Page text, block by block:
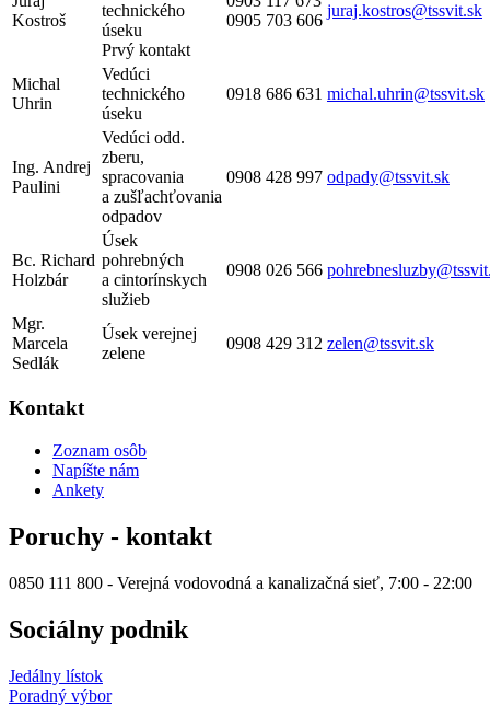
Kostroš
technického
úseku
Prvý kontakt
0905 703 606
juraj.kostros@tssvit.sk
Michal
Uhrin
Vedúci
technického
úseku
0918 686 631 michal.uhrin@tssvit.sk
Ing. Andrej
Paulini
Vedúci odd.
zberu,
spracovania
a zušľachťovania
odpadov
0908 428 997 odpady@tssvit.sk
Bc. Richard
Holzbár
Úsek
pohrebných
a cintorínskych
služieb
0908 026 566
Mgr.
Marcela
Sedlák
Úsek verejnej
zelene
0908 429 312 zelen@tssvit.sk
Kontakt
Zoznam osôb
Napíšte nám
Ankety
Poruchy - kontakt
0850 111 800 - Verejná vodovodná a kanalizačná sieť, 7:00 - 22:00
Sociálny podnik
Jedálny lístok
Poradný výbor